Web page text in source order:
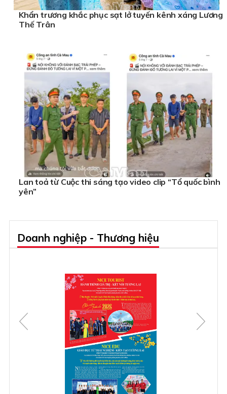
Khẩn trương khắc phục sạt lở tuyến kênh xáng Lương
Thế Trân
Lan toả từ Cuộc thi sáng tạo video clip “Tổ quốc bình
yên”
Doanh nghiệp - Thương hiệu